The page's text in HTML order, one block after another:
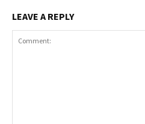
LEAVE A REPLY